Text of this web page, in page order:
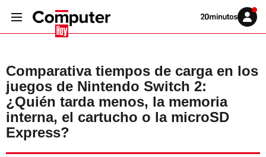
Volver
Iniciar
sesión
Comparativa tiempos de carga en los
juegos de Nintendo Switch 2:
¿Quién tarda menos, la memoria
interna, el cartucho o la microSD
Express?